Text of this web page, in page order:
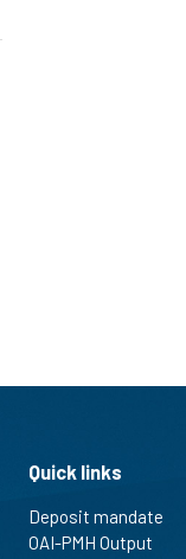
Quick links
Deposit mandate
OAI-PMH Output